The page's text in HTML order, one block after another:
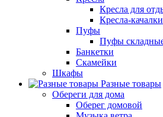
Кресла для
Кресла-качалки
Пуфы
Пуфы
Банкетки
Скамейки
Шкафы
Разные товары
Обереги для дома
Оберег домовой